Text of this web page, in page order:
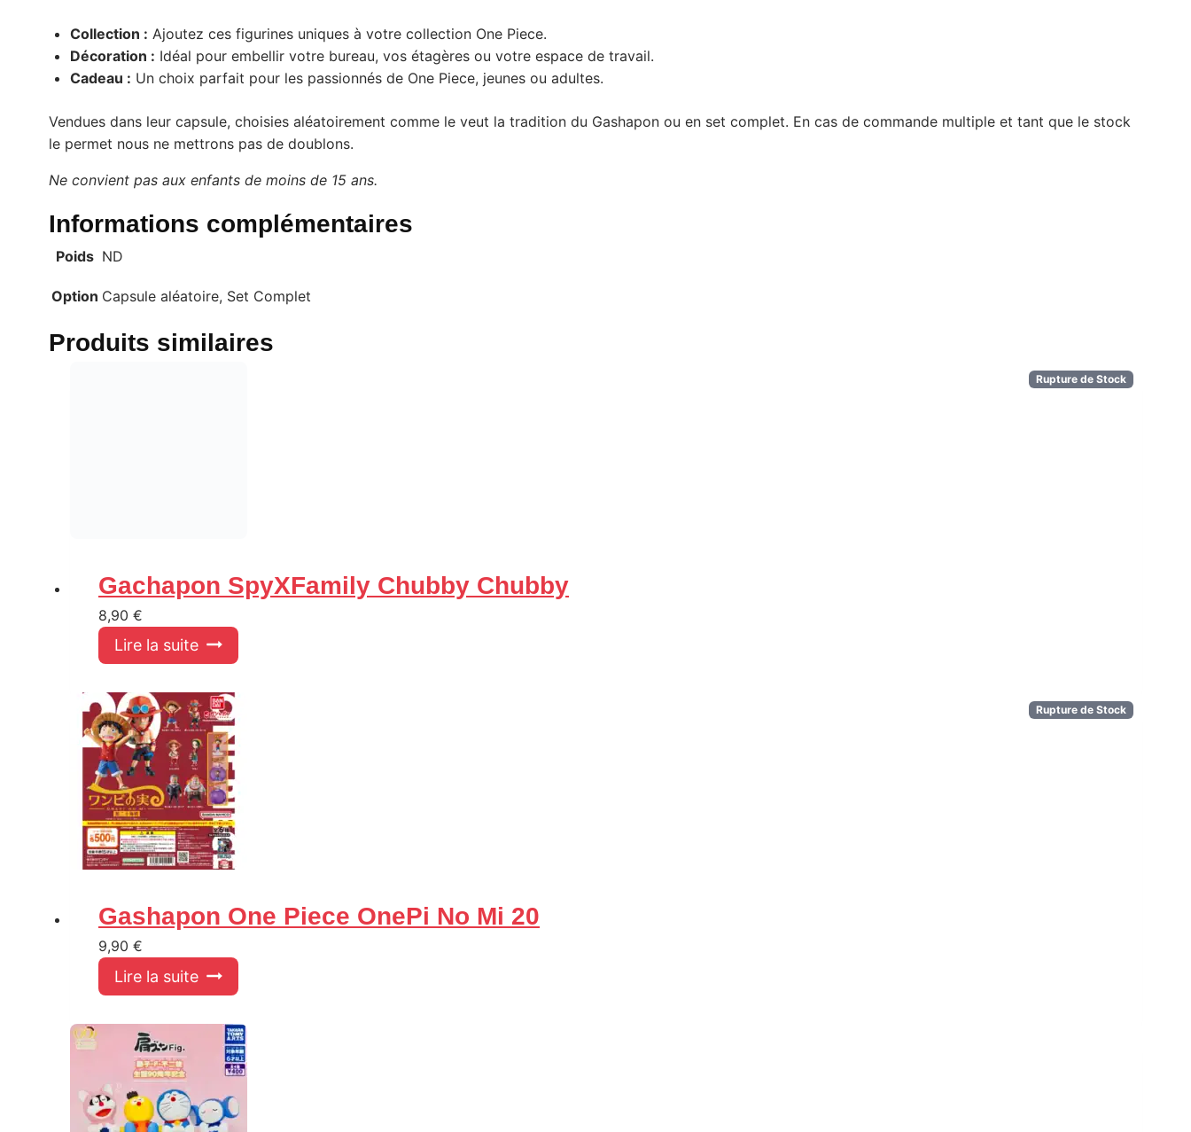
Collection : Ajoutez ces figurines uniques à votre collection One Piece.
Décoration : Idéal pour embellir votre bureau, vos étagères ou votre espace de travail.
Cadeau : Un choix parfait pour les passionnés de One Piece, jeunes ou adultes.
Vendues dans leur capsule, choisies aléatoirement comme le veut la tradition du Gashapon ou en set complet. En cas de commande multiple et tant que le stock
le permet nous ne mettrons pas de doublons.
Ne convient pas aux enfants de moins de 15 ans.
Informations complémentaires
Poids ND
Option Capsule aléatoire, Set Complet
Produits similaires
Rupture de Stock
Gachapon SpyXFamily Chubby Chubby
8,90 €
Lire la suite
Rupture de Stock
Gashapon One Piece OnePi No Mi 20
9,90 €
Lire la suite